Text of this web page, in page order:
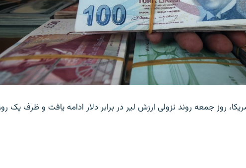
روز جمعه روند نزولی ارزش لیر در برابر دلار ادامه یافت و ظرف یک